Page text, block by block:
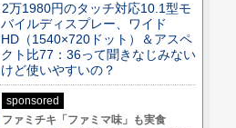
2万1980円のタッチ対応10.1型モ
バイルディスプレー、ワイド
HD（1540×720ドット）＆アスペ
クト比77：36って聞きなじみない
けど使いやすいの？
sponsored
ファミチキ「ファミマ味」も実食